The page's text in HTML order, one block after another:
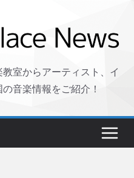
室からアーティスト、イ
音楽情報をご紹介！